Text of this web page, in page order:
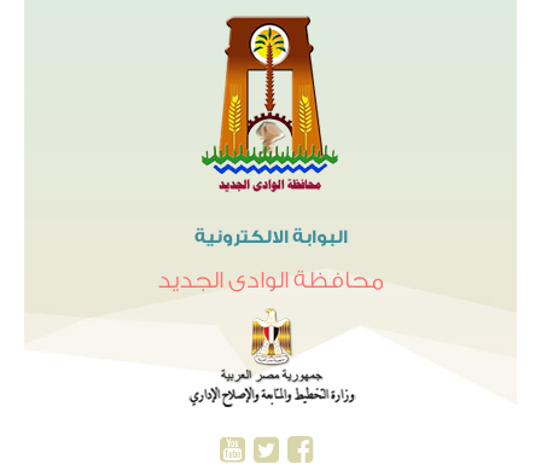
البوابة الالكترونية
محافظة الوادى الجديد